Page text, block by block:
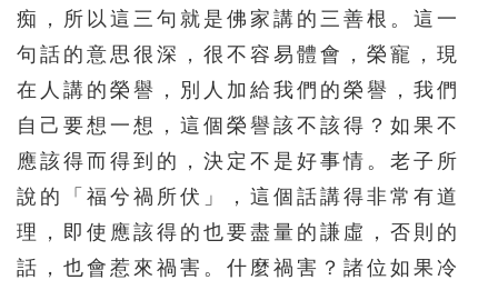
136 137 138 139 140
141 142 143 144 145
151 152 153 154 155
156 157 158 159 160
161 162 163 164 165
166 167 168 169 170
痴，所以這三句就是佛家講的三善根。這一
句話的意思很深，很不容易體會，榮寵，現
在人講的榮譽，別人加給我們的榮譽，我們
自己要想一想，這個榮譽該不該得？如果不
應該得而得到的，決定不是好事情。老子所
說的「福兮禍所伏」，這個話講得非常有道
理，即使應該得的也要盡量的謙虛，否則的
話，也會惹來禍害。什麼禍害？諸位如果冷